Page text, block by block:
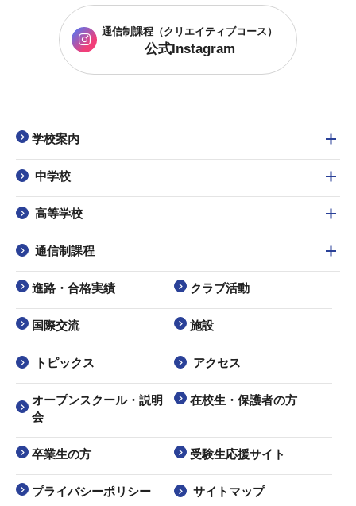
通信制課程 （クリエイティブコース）
公式Instagram
学校案内
中学校
高等学校
通信制課程
進路・合格実績 クラブ活動
国際交流 施設
トピックス アクセス
オープンスクール・説明
会
在校生・保護者の方
卒業生の方 受験生応援サイト
プライバシーポリシー サイトマップ